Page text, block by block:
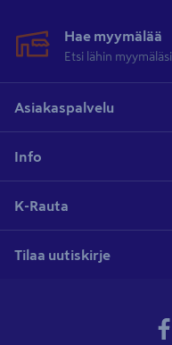
Hae myymälää
Etsi lähin
Asiakaspalvelu
Info
K-Rauta
Tilaa uutiskirje